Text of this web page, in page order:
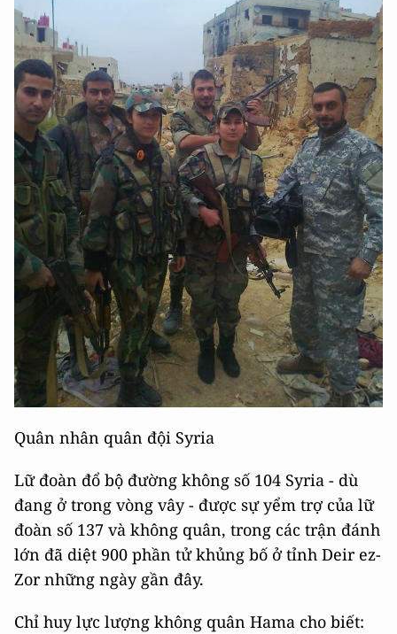
Quân nhân quân đội Syria
Lữ đoàn đổ bộ đường không số 104 Syria - dù
đang ở trong vòng vây - được sự yểm trợ của lữ
đoàn số 137 và không quân, trong các trận đánh
lớn đã diệt 900 phần tử khủng bố ở tỉnh Deir ez-
Zor những ngày gần đây.
Chỉ huy lực lượng không quân Hama cho biết: